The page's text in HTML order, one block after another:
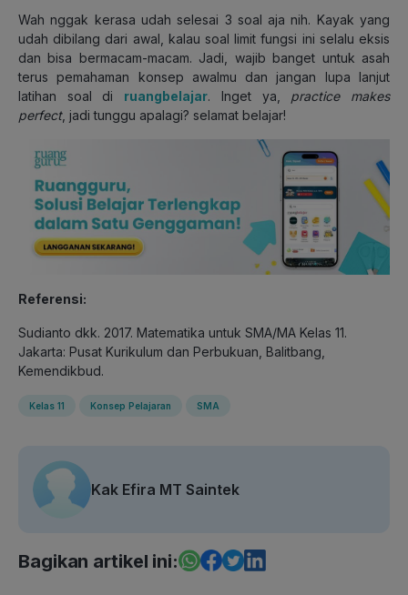
Wah nggak kerasa udah selesai 3 soal aja nih. Kayak yang
udah dibilang dari awal, kalau soal limit fungsi ini selalu eksis
dan bisa bermacam-macam. Jadi, wajib banget untuk asah
terus pemahaman konsep awalmu dan jangan lupa lanjut
latihan soal di ruangbelajar. Inget ya, practice makes
perfect, jadi tunggu apalagi? selamat belajar!
Referensi:
Sudianto dkk. 2017. Matematika untuk SMA/MA Kelas 11.
Jakarta: Pusat Kurikulum dan Perbukuan, Balitbang,
Kemendikbud.
Kelas 11 Konsep Pelajaran SMA
Kak Efira MT Saintek
Bagikan artikel ini: